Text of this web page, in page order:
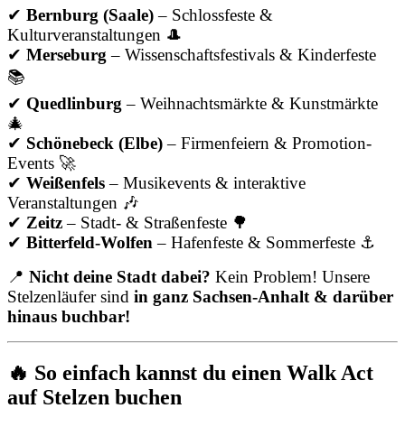
✔ Bernburg (Saale)– Schlossfeste &
Kulturveranstaltungen 🎩
✔ Merseburg– Wissenschaftsfestivals & Kinderfeste
📚
✔ Quedlinburg– Weihnachtsmärkte & Kunstmärkte
🎄
✔ Schönebeck (Elbe)– Firmenfeiern & Promotion-
Events 🚀
✔ Weißenfels– Musikevents & interaktive
Veranstaltungen 🎶
✔ Zeitz– Stadt- & Straßenfeste 🌳
✔ Bitterfeld-Wolfen– Hafenfeste & Sommerfeste ⚓
📍 Nicht deine Stadt dabei? Kein Problem! Unsere
Stelzenläufer sind in ganz Sachsen-Anhalt & darüber
hinaus buchbar!
🔥 So einfach kannst du einen Walk Act
auf Stelzen buchen